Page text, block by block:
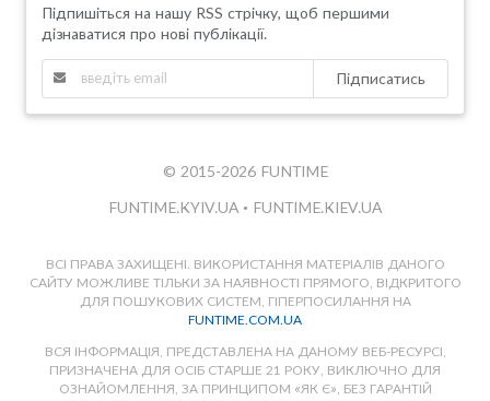
Підпишіться на нашу RSS стрічку, щоб першими
дізнаватися про нові публікації.
Підписатись
© 2015-2026 FUNTIME
FUNTIME.KYIV.UA • FUNTIME.KIEV.UA
ВСІ ПРАВА ЗАХИЩЕНІ. ВИКОРИСТАННЯ МАТЕРІАЛІВ ДАНОГО
САЙТУ МОЖЛИВЕ ТІЛЬКИ ЗА НАЯВНОСТІ ПРЯМОГО, ВІДКРИТОГО
ДЛЯ ПОШУКОВИХ СИСТЕМ, ГІПЕРПОСИЛАННЯ НА
FUNTIME.COM.UA
ВСЯ ІНФОРМАЦІЯ, ПРЕДСТАВЛЕНА НА ДАНОМУ ВЕБ-РЕСУРСІ,
ПРИЗНАЧЕНА ДЛЯ ОСІБ СТАРШЕ 21 РОКУ, ВИКЛЮЧНО ДЛЯ
ОЗНАЙОМЛЕННЯ, ЗА ПРИНЦИПОМ «ЯК Є», БЕЗ ГАРАНТІЙ